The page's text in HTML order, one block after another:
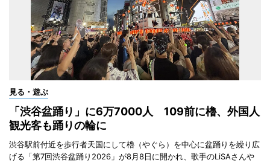
見る・遊ぶ
「渋谷盆踊り」に6万7000人 109前に櫓、外国人
観光客も踊りの輪に
渋谷駅前付近を歩行者天国にして櫓（やぐら）を中心に盆踊りを繰り広
げる「第7回渋谷盆踊り2026」が8月8日に開かれ、歌手のLiSAさんや